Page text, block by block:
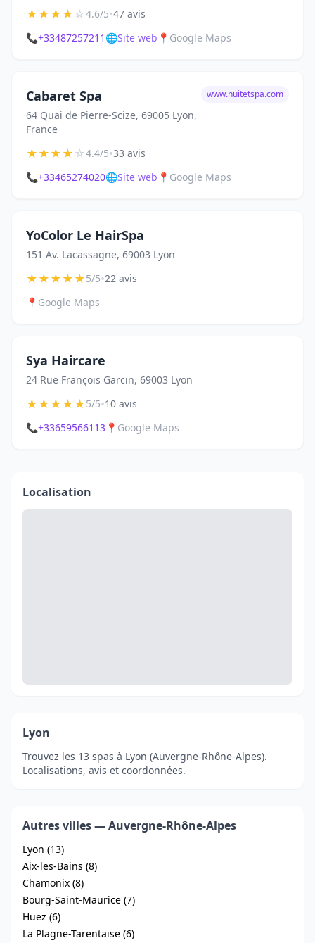
★★★★☆4.6/5•47 avis
📞+33487257211 🌐Site web 📍 Google Maps
Cabaret Spa
64 Quai de Pierre-Scize, 69005 Lyon,
France
www.nuitetspa.com
★★★★☆4.4/5•33 avis
📞+33465274020🌐Site web 📍 Google Maps
YoColor Le HairSpa
151 Av. Lacassagne, 69003 Lyon
★★★★★5/5•22 avis
📍 Google Maps
Sya Haircare
24 Rue François Garcin, 69003 Lyon
★★★★★5/5•10 avis
📞+33659566113 📍 Google Maps
Localisation
Lyon
Trouvez les 13 spas à Lyon (Auvergne-Rhône-Alpes).
Localisations, avis et coordonnées.
Autres villes — Auvergne-Rhône-Alpes
Lyon (13)
Aix-les-Bains (8)
Chamonix (8)
Bourg-Saint-Maurice (7)
Huez (6)
La Plagne-Tarentaise (6)